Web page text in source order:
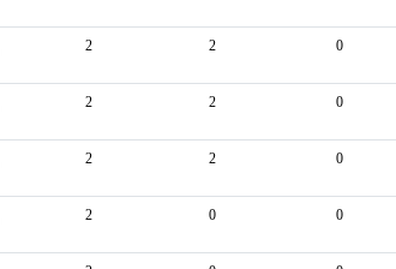
2 2 0
2 2 0
2 2 0
2 0 0